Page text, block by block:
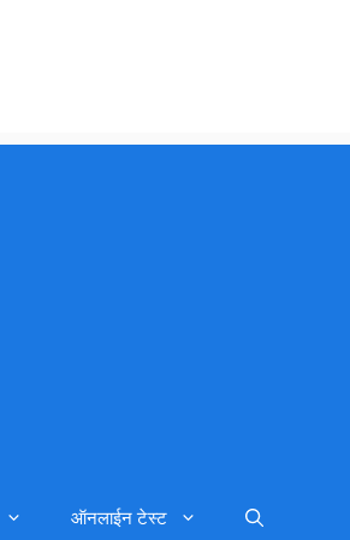
ऑनलाईन टेस्ट